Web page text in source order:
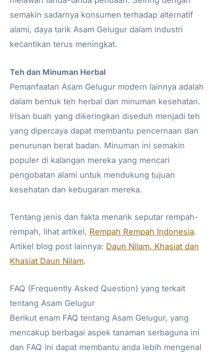
semakin sadarnya konsumen terhadap alternatif
alami, daya tarik Asam Gelugur dalam industri
kecantikan terus meningkat.
Teh dan Minuman Herbal
Pemanfaatan Asam Gelugur modern lainnya adalah
dalam bentuk teh herbal dan minuman kesehatan.
Irisan buah yang dikeringkan diseduh menjadi teh
yang dipercaya dapat membantu pencernaan dan
penurunan berat badan. Minuman ini semakin
populer di kalangan mereka yang mencari
pengobatan alami untuk mendukung tujuan
kesehatan dan kebugaran mereka.
Tentang jenis dan fakta menarik seputar rempah-
rempah, lihat artikel, Rempah Rempah Indonesia.
Artikel blog post lainnya: Daun Nilam, Khasiat dan
Khasiat Daun Nilam.
FAQ (Frequently Asked Question) yang terkait
tentang Asam Gelugur
Berikut enam FAQ tentang Asam Gelugur, yang
mencakup berbagai aspek tanaman serbaguna ini
dan FAQ ini dapat membantu anda lebih mengenal